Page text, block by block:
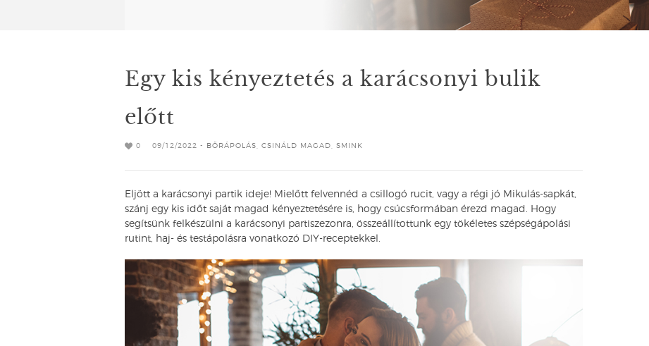
Egy kis kényeztetés a karácsonyi bulik
előtt
0 09/12/2022 - BŐRÁPOLÁS CSINÁLD MAGAD SMINK
Eljött a karácsonyi partik ideje! Mielőtt felvennéd a csillogó rucit, vagy a régi jó Mikulás-sapkát,
szánj egy kis időt saját magad kényeztetésére is, hogy csúcsformában érezd magad. Hogy
segítsünk felkészülni a karácsonyi partiszezonra, összeállítottunk egy tökéletes szépségápolási
rutint, haj- és testápolásra vonatkozó DIY-receptekkel.